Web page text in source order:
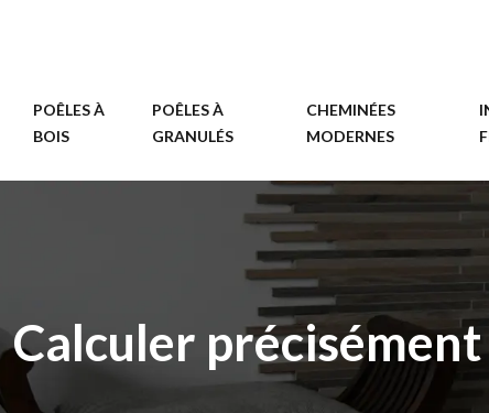
POÊLES À
BOIS
POÊLES À
GRANULÉS
CHEMINÉES
MODERNES
Calculer précisément